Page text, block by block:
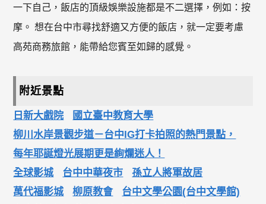
一下自己，飯店的頂級娛樂設施都是不二選擇，例如：按
摩。 想在台中市尋找舒適又方便的飯店，就一定要考慮
高苑商務旅館，能帶給您賓至如歸的感覺。
附近景點
日新大戲院
國立臺中教育大學
柳川水岸景觀步道－台中IG打卡拍照的熱門景點，
每年耶誕燈光展期更是絢爛迷人！
全球影城
台中中華夜市
孫立人將軍故居
萬代福影城
柳原教會
台中文學公園(台中文學館)